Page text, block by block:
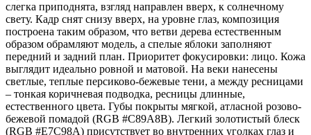
слегка приподнята, взгляд направлен вверх, к солнечному
свету. Кадр снят снизу вверх, на уровне глаз, композиция
построена таким образом, что ветви дерева естественным
образом обрамляют модель, а спелые яблоки заполняют
передний и задний план. Приоритет фокусировки: лицо. Кожа
выглядит идеально ровной и матовой. На веки нанесены
светлые, теплые персиково-бежевые тени, а между ресницами
– тонкая коричневая подводка, ресницы длинные,
естественного цвета. Губы покрыты мягкой, атласной розово-
бежевой помадой (RGB #C89A8B). Легкий золотистый блеск
(RGB #E7C98A) присутствует во внутренних уголках глаз и